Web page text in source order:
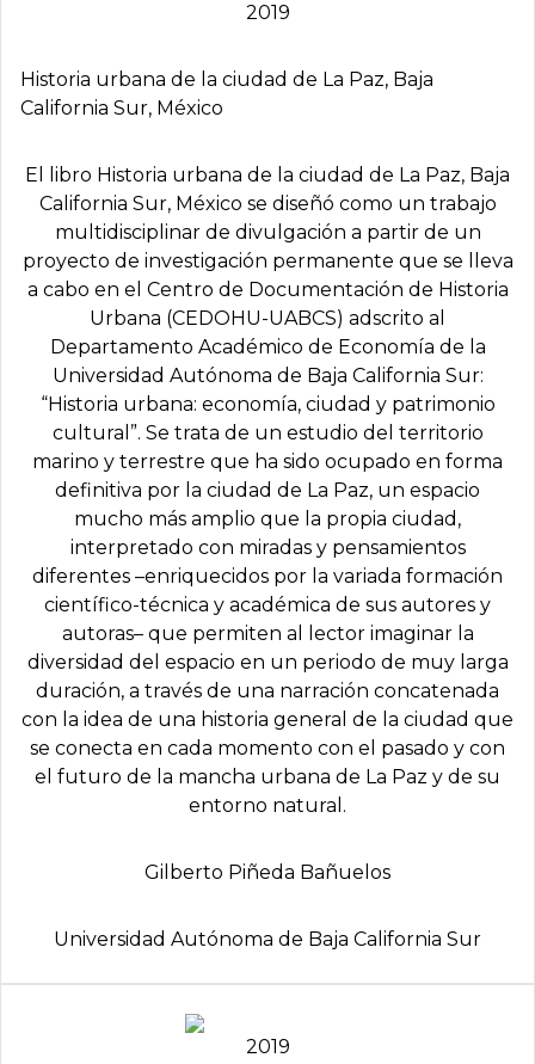
2019
Historia urbana de la ciudad de La Paz, Baja
California Sur, México
El libro Historia urbana de la ciudad de La Paz, Baja
California Sur, México se diseñó como un trabajo
multidisciplinar de divulgación a partir de un
proyecto de investigación permanente que se lleva
a cabo en el Centro de Documentación de Historia
Urbana (CEDOHU-UABCS) adscrito al
Departamento Académico de Economía de la
Universidad Autónoma de Baja California Sur:
“Historia urbana: economía, ciudad y patrimonio
cultural”. Se trata de un estudio del territorio
marino y terrestre que ha sido ocupado en forma
definitiva por la ciudad de La Paz, un espacio
mucho más amplio que la propia ciudad,
interpretado con miradas y pensamientos
diferentes –enriquecidos por la variada formación
científico-técnica y académica de sus autores y
autoras– que permiten al lector imaginar la
diversidad del espacio en un periodo de muy larga
duración, a través de una narración concatenada
con la idea de una historia general de la ciudad que
se conecta en cada momento con el pasado y con
el futuro de la mancha urbana de La Paz y de su
entorno natural.
Gilberto Piñeda Bañuelos
Universidad Autónoma de Baja California Sur
2019